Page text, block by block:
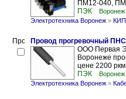
ПМ12-040,
ПЭК
Воронеж
Электротехника Воронеж » КИП
Провод прогревочный
ООО Первая
Воронеже
цене 2200 ркм
ПЭК
Воронеж
Электротехника Воронеж »